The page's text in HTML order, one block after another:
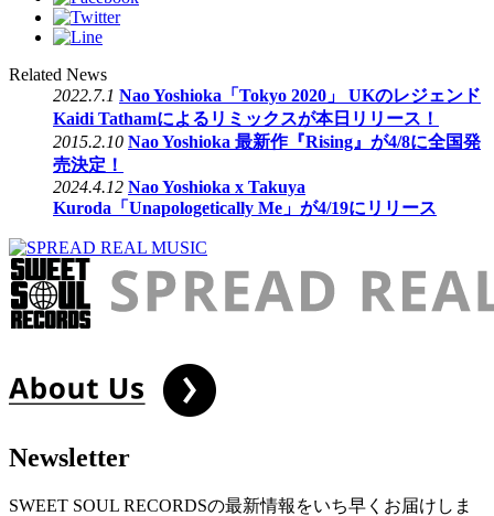
Related News
2022.7.1 Nao Yoshioka「Tokyo 2020」 UKのレジェンド
Kaidi Tathamによるリミックスが本日リリース！
2015.2.10 Nao Yoshioka 最新作『Rising』が4/8に全国発
売決定！
2024.4.12 Nao Yoshioka x Takuya
Kuroda「Unapologetically Me」が4/19にリリース
Newsletter
SWEET SOUL RECORDSの最新情報をいち早くお届けしま